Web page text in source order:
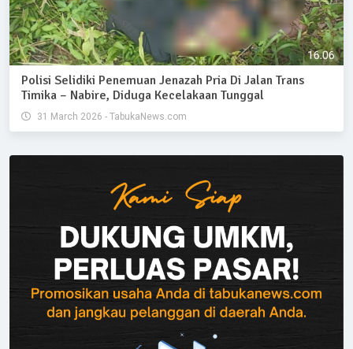
Polisi Selidiki Penemuan Jenazah Pria Di Jalan Trans
Timika – Nabire, Diduga Kecelakaan Tunggal
31 March 2026 - TabukaNews.com